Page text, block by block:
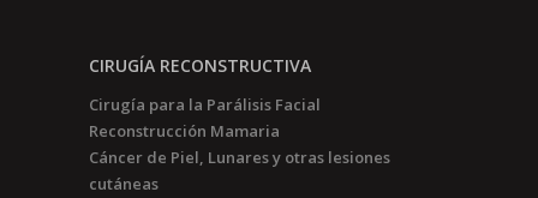
CIRUGÍA RECONSTRUCTIVA
Cirugía para la Parálisis Facial
Reconstrucción Mamaria
Cáncer de Piel, Lunares y otras lesiones
cutáneas